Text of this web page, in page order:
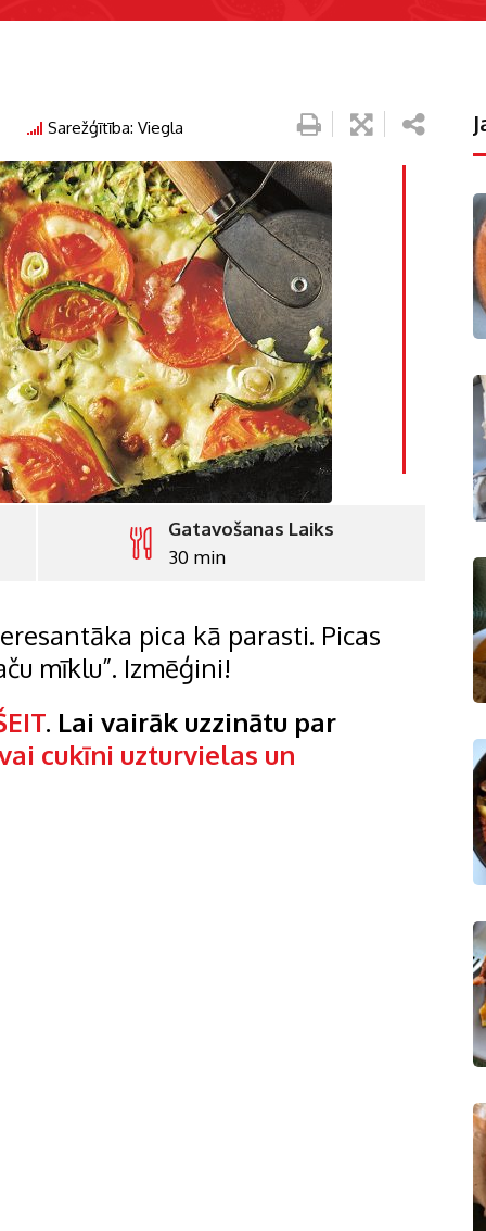
Sarežģītība: Viegla
Gatavošanas Laiks
30 min
pica kā parasti. Picas
mīklu”. Izmēģini!
. Lai vairāk uzzinātu par
cukīni uzturvielas un